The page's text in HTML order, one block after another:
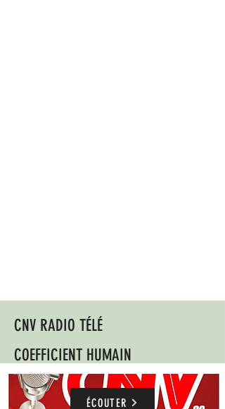
CNV RADIO TÉLÉ
COEFFICIENT HUMAIN
ÉCOUTER